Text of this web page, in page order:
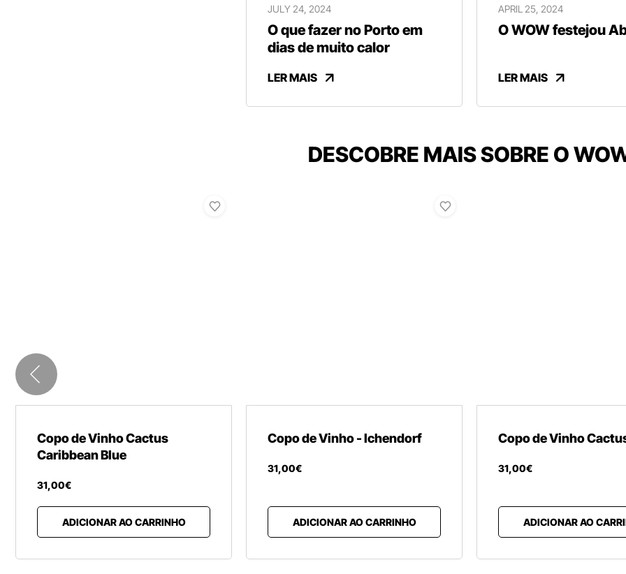
JULY 24, 2024
O que fazer no Porto em
dias de muito calor
LER MAIS
APRIL 25, 2024
O WOW festejou
LER MAIS
DESCOBRE MAIS SOBRE O
Copo de Vinho Cactus
Caribbean Blue
31,00€
ADICIONAR AO CARRINHO
Copo de Vinho - Ichendorf
31,00€
ADICIONAR AO CARRINHO
Copo de Vinho
31,00€
ADICIONAR AO